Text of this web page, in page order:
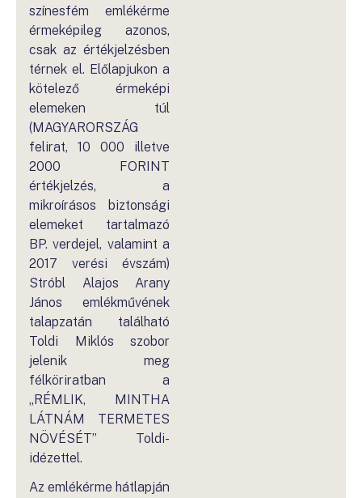
színesfém emlékérme
érmeképileg azonos,
csak az értékjelzésben
térnek el. Előlapjukon a
kötelező érmeképi
elemeken túl
(MAGYARORSZÁG
felirat, 10 000 illetve
2000 FORINT
értékjelzés, a
mikroírásos biztonsági
elemeket tartalmazó
BP. verdejel, valamint a
2017 verési évszám)
Stróbl Alajos Arany
János emlékművének
talapzatán található
Toldi Miklós szobor
jelenik meg
félköriratban a
„RÉMLIK, MINTHA
LÁTNÁM TERMETES
NÖVÉSÉT” Toldi-
idézettel.
Az emlékérme hátlapján